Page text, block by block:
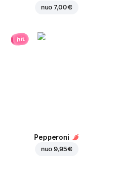
nuo7,00 €
hit
Pepperoni
nuo9,95 €